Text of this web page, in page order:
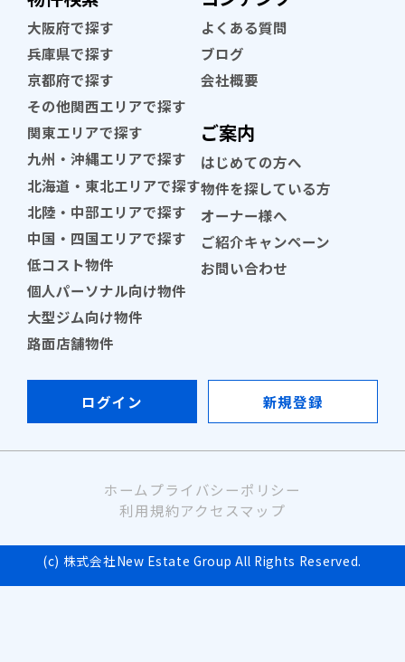
大阪府で探す
兵庫県で探す
京都府で探す
その他関西エリアで探す
関東エリアで探す
九州・沖縄エリアで探す
北海道・東北エリアで探す
北陸・中部エリアで探す
中国・四国エリアで探す
低コスト物件
個人パーソナル向け物件
大型ジム向け物件
路面店舗物件
よくある質問
ブログ
会社概要
ご案内
はじめての方へ
物件を探している方
オーナー様へ
ご紹介キャンペーン
お問い合わせ
ログイン 新規登録
ホーム プライバシーポリシー
利用規約アクセスマップ
(c) 株式会社New Estate Group All Rights Reserved.